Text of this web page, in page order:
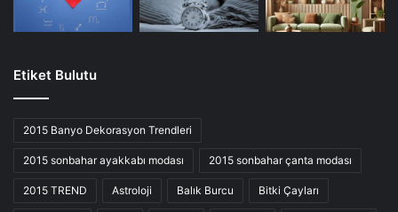
Etiket Bulutu
2015 Banyo Dekorasyon Trendleri
2015 sonbahar ayakkabı modası 2015 sonbahar çanta modası
2015 TREND Astroloji Balık Burcu Bitki Çayları